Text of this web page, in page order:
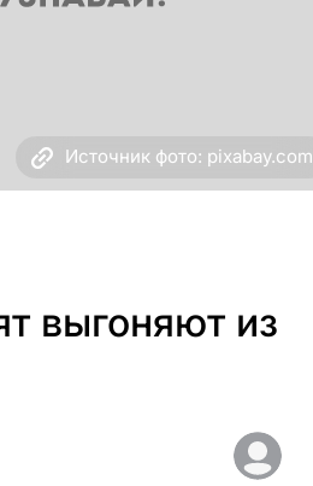
Источник фото: pixabay.com
выгоняют из